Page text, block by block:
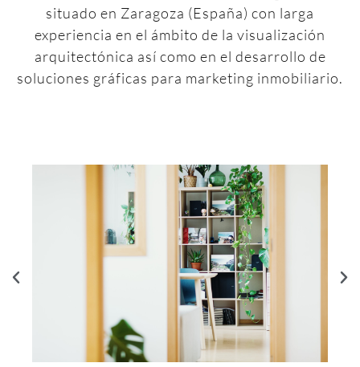
situado en Zaragoza (España) con larga
experiencia en el ámbito de la visualización
arquitectónica así como en el desarrollo de
soluciones gráficas para marketing inmobiliario.